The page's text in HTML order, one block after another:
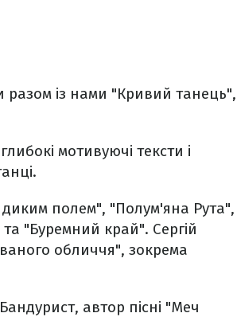
разом із нами "Кривий танець",
мотивуючі тексти і
диким полем", "Полум'яна Рута",
"Буремний край". Сергій
обличчя", зокрема
автор пісні "Меч